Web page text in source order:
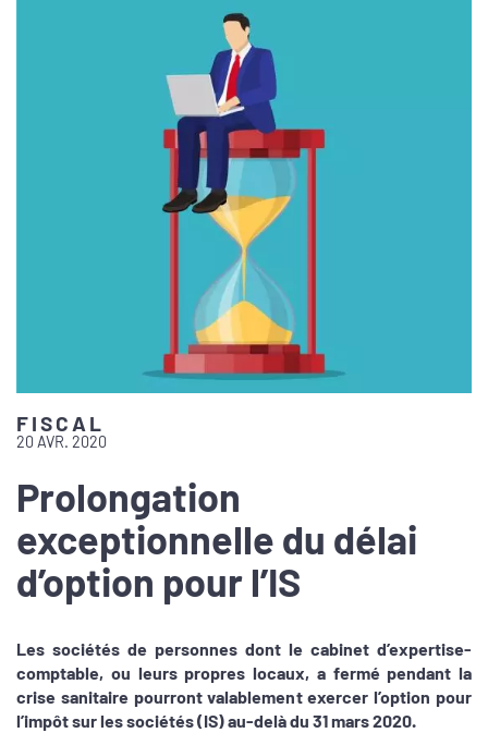
FISCAL
20 AVR. 2020
Prolongation
exceptionnelle du délai
d’option pour l’IS
Les sociétés de personnes dont le cabinet d’expertise-
comptable, ou leurs propres locaux, a fermé pendant la
crise sanitaire pourront valablement exercer l’option pour
l’impôt sur les sociétés (IS) au-delà du 31 mars 2020.